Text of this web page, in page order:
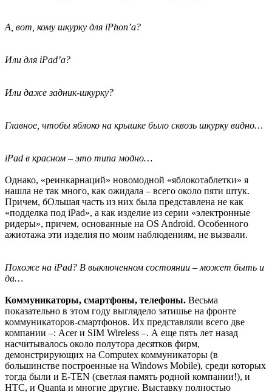
А, вот, кому шкурку для iPhon’а?
Или для iPad’а?
Или даже задник-шкурку?
Главное, чтобы яблоко на крышке было сквозь шкурку видно…
iPad в красном – это типа модно…
Однако, «реинкарнаций» новомодной «яблокотаблетки» я
нашла не так много, как ожидала – всего около пяти штук.
Причем, бОльшая часть из них была представлена не как
«подделка под iPad», а как изделие из серии «электронные
ридеры», причем, основанные на OS Android. Особенного
ажиотажа эти изделия по моим наблюдениям, не вызвали.
Похоже на iPad? В выключенном состоянии – может быть и
да…
Коммуникаторы, смартфоны, телефоны. Весьма
показательно в этом году выглядело затишье на фронте
коммуникаторов-смартфонов. Их представляли всего две
компании –: Acer и SIM Wireless –. А еще пять лет назад
насчитывалось около полутора десятков фирм,
демонстрирующих на Computex коммуникаторы (в
большинстве построенные на Windows Mobile), среди которых
тогда были и E-TEN (светлая память родной компании!), и
HTC, и Quanta и многие другие. Выставку полностью